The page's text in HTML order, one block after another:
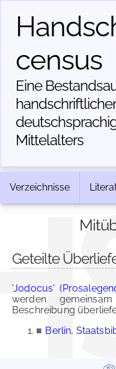
census
Eine
Mittelalters
Verzeichnisse
Geteilte
'Jodocus'
werden
Beschreibung
■ Berlin,